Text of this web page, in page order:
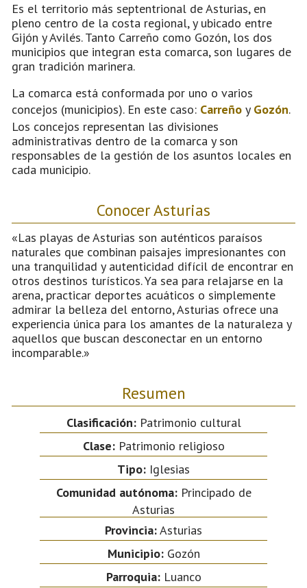
Es el territorio más septentrional de Asturias, en
pleno centro de la costa regional, y ubicado entre
Gijón y Avilés. Tanto Carreño como Gozón, los dos
municipios que integran esta comarca, son lugares de
gran tradición marinera.
La comarca está conformada por uno o varios
concejos (municipios). En este caso: Carreño y Gozón.
Los concejos representan las divisiones
administrativas dentro de la comarca y son
responsables de la gestión de los asuntos locales en
cada municipio.
Conocer Asturias
«Las playas de Asturias son auténticos paraísos
naturales que combinan paisajes impresionantes con
una tranquilidad y autenticidad difícil de encontrar en
otros destinos turísticos. Ya sea para relajarse en la
arena, practicar deportes acuáticos o simplemente
admirar la belleza del entorno, Asturias ofrece una
experiencia única para los amantes de la naturaleza y
aquellos que buscan desconectar en un entorno
incomparable.»
Resumen
Clasificación:Patrimonio cultural
Clase:Patrimonio religioso
Tipo: Iglesias
Comunidad autónoma:Principado de
Asturias
Provincia:Asturias
Municipio:Gozón
Parroquia:Luanco